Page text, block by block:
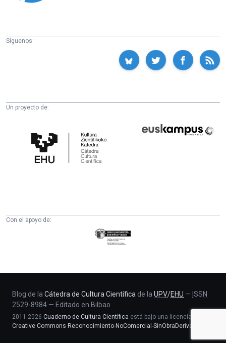
Síguenos:
Un proyecto de:
Cultura
Científica
Fundazioa
Con el apoyo de:
Eusko
Jaurlaritza
eta
Berrikuntza
saila
Blog de la Cátedra de Cultura Científica de la UPV/EHU — ISSN
2529-8984 — Editado en Bilbao
2011-2026 Cuaderno de Cultura Científica está bajo una licencia
Creative Commons Reconocimiento-NoComercial-SinObraDerivada 4.0